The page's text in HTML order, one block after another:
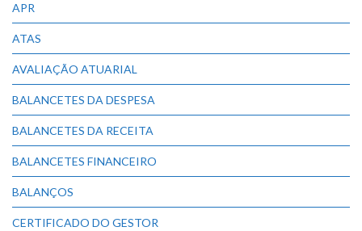
APR
ATAS
AVALIAÇÃO ATUARIAL
BALANCETES DA DESPESA
BALANCETES DA RECEITA
BALANCETES FINANCEIRO
BALANÇOS
CERTIFICADO DO GESTOR